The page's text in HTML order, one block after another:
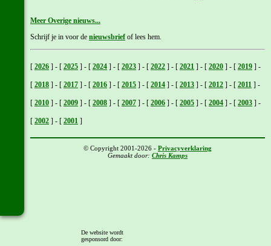
Meer Overige nieuws...
Schrijf je in voor de nieuwsbrief of lees hem.
[ 2026 ] - [ 2025 ] - [ 2024 ] - [ 2023 ] - [ 2022 ] - [ 2021 ] - [ 2020 ] - [ 2019 ] -
[ 2018 ] - [ 2017 ] - [ 2016 ] - [ 2015 ] - [ 2014 ] - [ 2013 ] - [ 2012 ] - [ 2011 ] -
[ 2010 ] - [ 2009 ] - [ 2008 ] - [ 2007 ] - [ 2006 ] - [ 2005 ] - [ 2004 ] - [ 2003 ] -
[ 2002 ] - [ 2001 ]
© Copyright 2001-2026 - Privacyverklaring
Gemaakt door: Chris Kamps
De website wordt
gesponsord door: